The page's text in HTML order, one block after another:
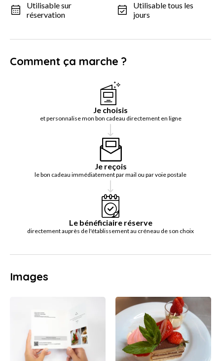
Utilisable sur
réservation
Utilisable tous les
jours
Comment ça marche ?
Je choisis
et personnalise mon bon cadeau directement en ligne
Je reçois
le bon cadeau immédiatement par mail ou par voie postale
Le bénéficiaire réserve
directement auprès de l'établissement au créneau de son choix
Images